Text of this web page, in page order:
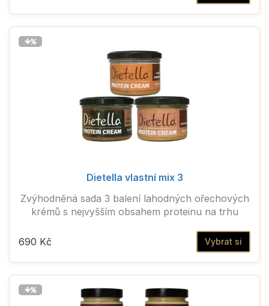
Dietella vlastní mix 3
Zvýhodněná sada 3 balení lahodných ořechových
krémů s nejvyšším obsahem proteinu na trhu
Vybrat si
690 Kč